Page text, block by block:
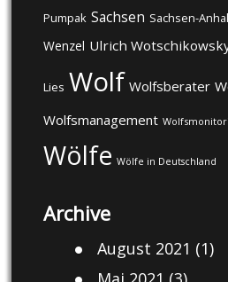
Pumpak Sachsen Sachsen-
Wenzel Ulrich
Lies Wolf Wolfsberater
Wolfsmanagement
Wölfe Wölfe in Deutschland
Archive
August 2021 (1)